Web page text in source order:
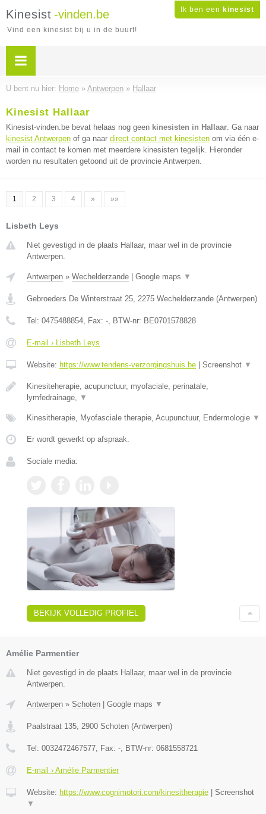
Ik ben een kinesist
Kinesist -vinden.be
Vind een kinesist bij u in de buurt!
U bent nu hier: Home » Antwerpen » Hallaar
Kinesist Hallaar
Kinesist-vinden.be bevat helaas nog geen kinesisten in Hallaar. Ga naar
kinesist Antwerpen of ga naar direct contact met kinesisten om via één e-
mail in contact te komen met meerdere kinesisten tegelijk. Hieronder
worden nu resultaten getoond uit de provincie Antwerpen.
1 2 3 4 » »»
Lisbeth Leys
Niet gevestigd in de plaats Hallaar, maar wel in de provincie
Antwerpen.
Antwerpen » Wechelderzande Google maps ▼
Gebroeders De Winterstraat 25, 2275 Wechelderzande (Antwerpen)
Tel: 0475488854, Fax: -, BTW-nr: BE0701578828
E-mail › Lisbeth Leys
Website: https://www.tendens-verzorgingshuis.be Screenshot ▼
Kinesiteherapie, acupunctuur, myofaciale, perinatale,
lymfedrainage, ▼
Kinesitherapie, Myofasciale therapie, Acupunctuur, Endermologie ▼
Er wordt gewerkt op afspraak.
Sociale media:
BEKIJK VOLLEDIG PROFIEL
Amélie Parmentier
Niet gevestigd in de plaats Hallaar, maar wel in de provincie
Antwerpen.
Antwerpen » Schoten Google maps ▼
Paalstraat 135 2900 Schoten (Antwerpen)
Tel: 0032472467577 , Fax: - , BTW-nr: 0681558721
E-mail › Amélie Parmentier
Website: https://www.cognimotori.com/kinesitherapie
Screenshot
▼